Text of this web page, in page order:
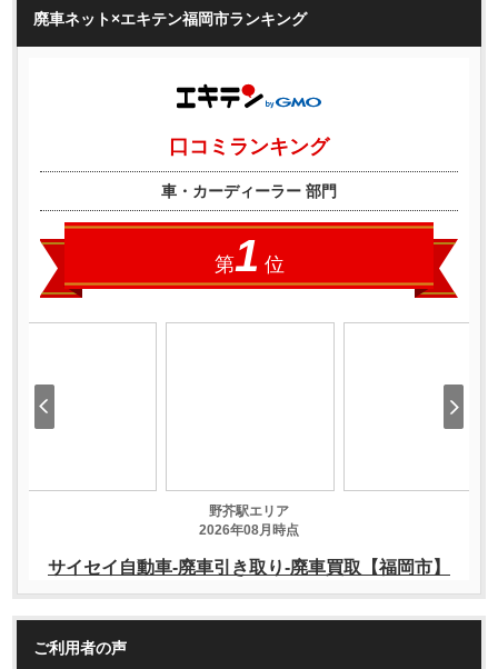
廃車ネット×エキテン福岡市ランキング
ご利用者の声